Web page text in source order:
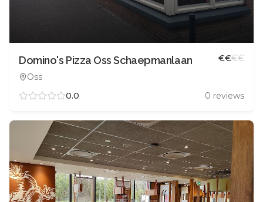
Domino's Pizza Oss Schaepmanlaan
Oss
€€€€
0.0 0 reviews